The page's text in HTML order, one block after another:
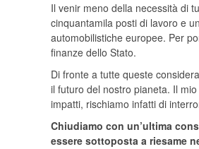
Il venir meno della necessità di
cinquantamila posti di lavoro e
automobilistiche europee. Per
finanze dello Stato.
Di fronte a tutte queste
il futuro del nostro pianeta. Il
impatti, rischiamo infatti di
Chiudiamo con un’ultima
essere sottoposta a riesame